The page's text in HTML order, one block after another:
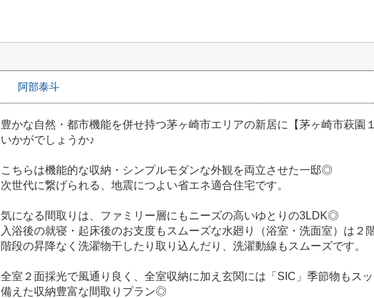
阿部泰斗
豊かな自然・都市機能を併せ持つ茅ヶ崎市エリアの新居に【茅ヶ崎市萩
いかがでしょうか♪
こちらは機能的な収納・シンプルモダンな外観を両立させた一邸◎
次世代に繋げられる、地震につよい省エネ適合住宅です。
気になる間取りは、ファミリー層にもニーズの高いゆとりの3LDK◎
入浴後の就寝・起床後のお支度もスムーズな水廻り（浴室・洗面室）は２
階段の昇降なく洗濯物干したり取り込んだり、洗濯動線もスムーズです。
全室２面採光で風通り良く、全室収納に加え玄関には「SIC」季節物もス
備えた収納豊富な間取りプラン◎